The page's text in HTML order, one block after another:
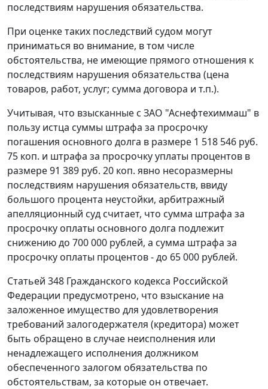
последствиям нарушения обязательства.
При оценке таких последствий судом могут
приниматься во внимание, в том числе
обстоятельства, не имеющие прямого отношения к
последствиям нарушения обязательства (цена
товаров, работ, услуг; сумма договора и т.п.).
Учитывая, что взысканные с ЗАО "Аснефтехиммаш" в
пользу истца суммы штрафа за просрочку
погашения основного долга в размере 1 518 546 руб.
75 коп. и штрафа за просрочку уплаты процентов в
размере 91 389 руб. 20 коп. явно несоразмерны
последствиям нарушения обязательств, ввиду
большого процента неустойки, арбитражный
апелляционный суд считает, что сумма штрафа за
просрочку оплаты основного долга подлежит
снижению до 700 000 рублей, а сумма штрафа за
просрочку оплаты процентов - до 65 000 рублей.
Статьей 348 Гражданского кодекса Российской
Федерации предусмотрено, что взыскание на
заложенное имущество для удовлетворения
требований залогодержателя (кредитора) может
быть обращено в случае неисполнения или
ненадлежащего исполнения должником
обеспеченного залогом обязательства по
обстоятельствам, за которые он отвечает.